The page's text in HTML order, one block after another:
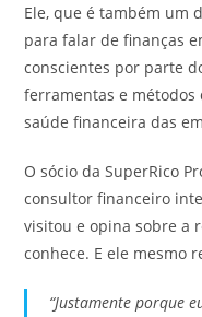
Ele, que é também um
para falar de finanças
conscientes por parte
ferramentas e métodos
saúde financeira das
O sócio da SuperRico
consultor financeiro
visitou e opina sobre a
conhece. E ele mesmo
“Justamente porque